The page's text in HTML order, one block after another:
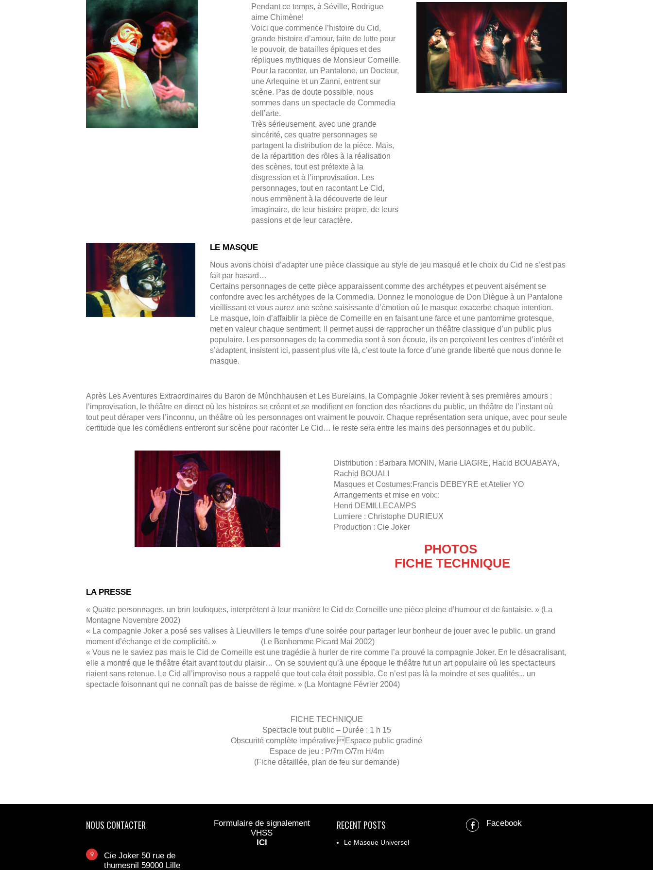
Pendant ce temps, à Séville, Rodrigue
aime Chimène!
Voici que commence l’histoire du Cid,
grande histoire d’amour, faite de lutte pour
le pouvoir, de batailles épiques et des
répliques mythiques de Monsieur Corneille.
Pour la raconter, un Pantalone, un Docteur,
une Arlequine et un Zanni, entrent sur
scène. Pas de doute possible, nous
sommes dans un spectacle de Commedia
dell’arte.
Très sérieusement, avec une grande
sincérité, ces quatre personnages se
partagent la distribution de la pièce. Mais,
de la répartition des rôles à la réalisation
des scènes, tout est prétexte à la
disgression et à l’improvisation. Les
personnages, tout en racontant Le Cid,
nous emmènent à la découverte de leur
imaginaire, de leur histoire propre, de leurs
passions et de leur caractère.
LE MASQUE
Nous avons choisi d’adapter une pièce classique au style de jeu masqué et le choix du Cid ne s’est pas
fait par hasard…
Certains personnages de cette pièce apparaissent comme des archétypes et peuvent aisément se
confondre avec les archétypes de la Commedia. Donnez le monologue de Don Diègue à un Pantalone
vieillissant et vous aurez une scène saisissante d’émotion où le masque exacerbe chaque intention.
Le masque, loin d’affaiblir la pièce de Corneille en en faisant une farce et une pantomime grotesque,
met en valeur chaque sentiment. Il permet aussi de rapprocher un théâtre classique d’un public plus
populaire. Les personnages de la commedia sont à son écoute, ils en perçoivent les centres d’intérêt et
s’adaptent, insistent ici, passent plus vite là, c’est toute la force d’une grande liberté que nous donne le
masque.
Après Les Aventures Extraordinaires du Baron de Mùnchhausen et Les Burelains, la Compagnie Joker revient à ses premières amours :
l’improvisation, le théâtre en direct où les histoires se créent et se modifient en fonction des réactions du public, un théâtre de l’instant où
tout peut déraper vers l’inconnu, un théâtre où les personnages ont vraiment le pouvoir. Chaque représentation sera unique, avec pour seule
certitude que les comédiens entreront sur scène pour raconter Le Cid… le reste sera entre les mains des personnages et du public.
Distribution : Barbara MONIN, Marie LIAGRE, Hacid BOUABAYA,
Rachid BOUALI
Masques et Costumes:Francis DEBEYRE et Atelier YO
Arrangements et mise en voix::
Henri DEMILLECAMPS
Lumiere : Christophe DURIEUX
Production : Cie Joker
PHOTOS
FICHE TECHNIQUE
LA PRESSE
« Quatre personnages, un brin loufoques, interprètent à leur manière le Cid de Corneille une pièce pleine d’humour et de fantaisie. » (La
Montagne Novembre 2002)
« La compagnie Joker a posé ses valises à Lieuvillers le temps d’une soirée pour partager leur bonheur de jouer avec le public, un grand
moment d’échange et de complicité. » (Le Bonhomme Picard Mai 2002)
« Vous ne le saviez pas mais le Cid de Corneille est une tragédie à hurler de rire comme l’a prouvé la compagnie Joker. En le désacralisant,
elle a montré que le théâtre était avant tout du plaisir… On se souvient qu’à une époque le théâtre fut un art populaire où les spectacteurs
riaient sans retenue. Le Cid all’improviso nous a rappelé que tout cela était possible. Ce n’est pas là la moindre et ses qualités.., un
spectacle foisonnant qui ne connaît pas de baisse de régime. » (La Montagne Février 2004)
FICHE TECHNIQUE
Spectacle tout public – Durée : 1 h 15
Obscurité complète impérative Espace public gradiné
Espace de jeu : P/7m O/7m H/4m
(Fiche détaillée, plan de feu sur demande)
NOUS CONTACTER
Cie Joker 50 rue de
thumesnil 59000 Lille
Formulaire de signalement
VHSS
ICI
RECENT POSTS
Le Masque Universel
Facebook